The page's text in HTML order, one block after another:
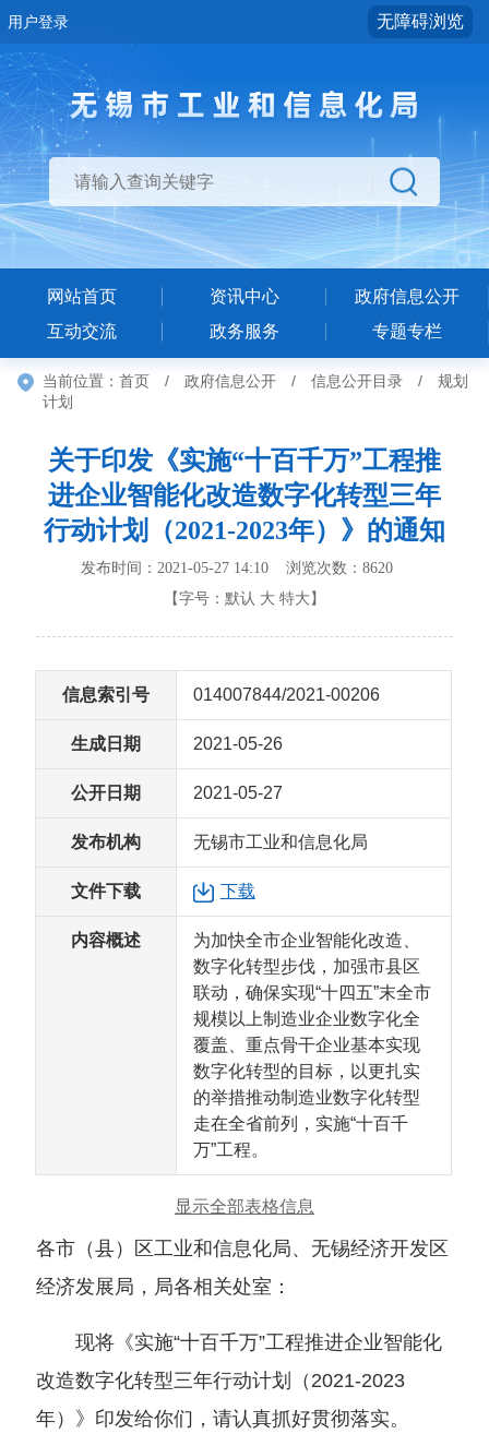
用户登录 无障碍浏览
网站首页 资讯中心
政府信息公开
互动交流
政务服务 专题专栏
当前位置： 首页 / 政府信息公开 / 信息公开目录 /
规划
计划
关于印发《实施“十百千万”工程推
进企业智能化改造数字化转型三年
行动计划（2021-2023年）》的通知
发布时间：2021-05-27 14:10 浏览次数：8620
【字号： 默认 大 特大 】
信息索引号 014007844/2021-00206
生成日期 2021-05-26
公开日期 2021-05-27
发布机构 无锡市工业和信息化局
文件下载 下载
内容概述
为加快全市企业智能化改造、
数字化转型步伐，加强市县区
联动，确保实现“十四五”末全市
规模以上制造业企业数字化全
覆盖、重点骨干企业基本实现
数字化转型的目标，以更扎实
的举措推动制造业数字化转型
走在全省前列，实施“十百千
万”工程。
显示全部表格信息
各市（县）
区工业和信息化局、无锡经济开发区
经济发展局，局各相关处室：
现将《实施“十百千万”工程推进企业智能化
改造数字化转型三年行动计划
（ 2021-2023
年） 》印发给你们，请认真抓好贯彻落实。